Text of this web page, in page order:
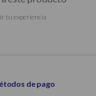
tu experiencia
de pago